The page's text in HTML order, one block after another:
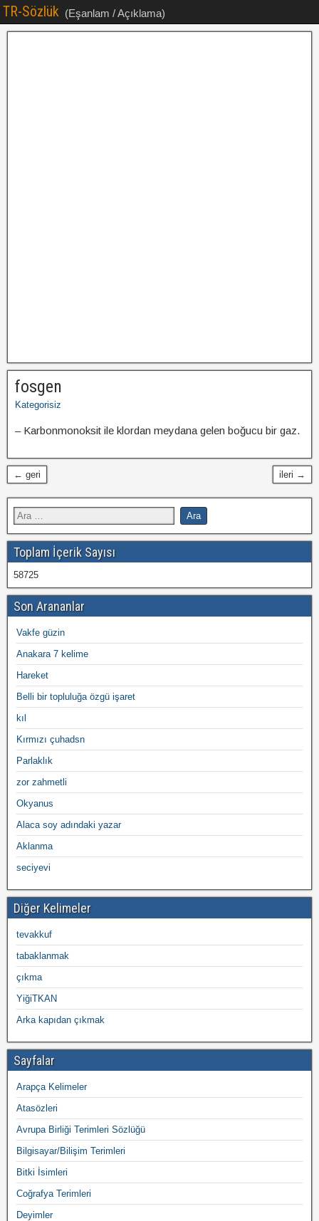
TR-Sözlük (Eşanlam / Açıklama)
fosgen
Kategorisiz
– Karbonmonoksit ile klordan meydana gelen boğucu bir gaz.
← geri ileri →
Toplam İçerik Sayısı
58725
Son Arananlar
Vakfe güzin
Anakara 7 kelime
Hareket
Belli bir topluluğa özgü işaret
kıl
Kırmızı çuhadsn
Parlaklık
zor zahmetli
Okyanus
Alaca soy adındaki yazar
Aklanma
seciyevi
Diğer Kelimeler
tevakkuf
tabaklanmak
çıkma
YiğiTKAN
Arka kapıdan çıkmak
Sayfalar
Arapça Kelimeler
Atasözleri
Avrupa Birliği Terimleri Sözlüğü
Bilgisayar/Bilişim Terimleri
Bitki İsimleri
Coğrafya Terimleri
Deyimler